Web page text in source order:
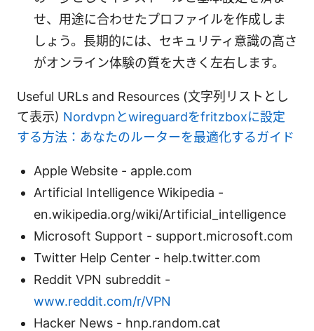
せ、用途に合わせたプロファイルを作成しま
しょう。長期的には、セキュリティ意識の高さ
がオンライン体験の質を大きく左右します。
Useful URLs and Resources (文字列リストとし
て表示) Nordvpnとwireguardをfritzboxに設定
する方法：あなたのルーターを最適化するガイド
Apple Website - apple.com
Artificial Intelligence Wikipedia -
en.wikipedia.org/wiki/Artificial_intelligence
Microsoft Support - support.microsoft.com
Twitter Help Center - help.twitter.com
Reddit VPN subreddit -
www.reddit.com/r/VPN
Hacker News - hnp.random.cat